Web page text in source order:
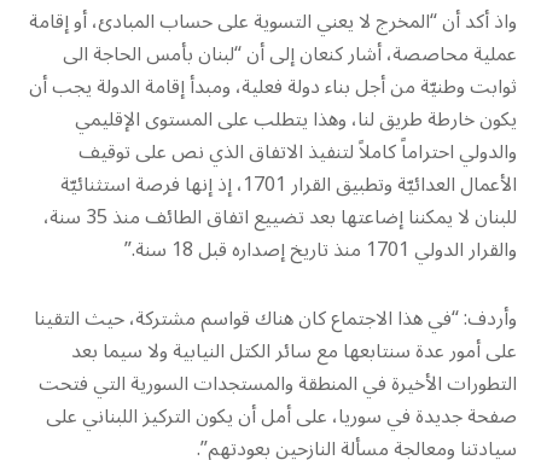
واذ أكد أن “المخرج لا يعني التسوية على حساب المبادئ، أو إقامة
عملية محاصصة، أشار كنعان إلى أن “لبنان بأمس الحاجة الى
ثوابت وطنيّة من أجل بناء دولة فعلية، ومبدأ إقامة الدولة يجب أن
يكون خارطة طريق لنا، وهذا يتطلب على المستوى الإقليمي
والدولي احتراماً كاملاً لتنفيذ الاتفاق الذي نص على توقيف
الأعمال العدائيّة وتطبيق القرار 1701، إذ إنها فرصة استثنائيّة
للبنان لا يمكننا إضاعتها بعد تضييع اتفاق الطائف منذ 35 سنة،
والقرار الدولي 1701 منذ تاريخ إصداره قبل 18 سنة.”
وأردف: “في هذا الاجتماع كان هناك قواسم مشتركة، حيث التقينا
على أمور عدة سنتابعها مع سائر الكتل النيابية ولا سيما بعد
التطورات الأخيرة في المنطقة والمستجدات السورية التي فتحت
صفحة جديدة في سوريا، على أمل أن يكون التركيز اللبناني على
سيادتنا ومعالجة مسألة النازحين بعودتهم”.